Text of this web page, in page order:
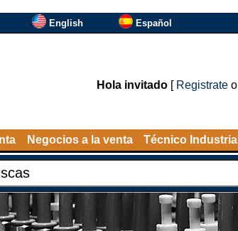
English Español
Hola invitado[ Registrateo
Negocios a la venta Técnico Industrial